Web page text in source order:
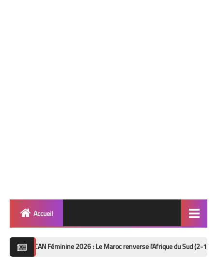
Accueil
Féminine 2026 : Le Maroc renverse l'Afrique du Sud (2-1) et file en demi-